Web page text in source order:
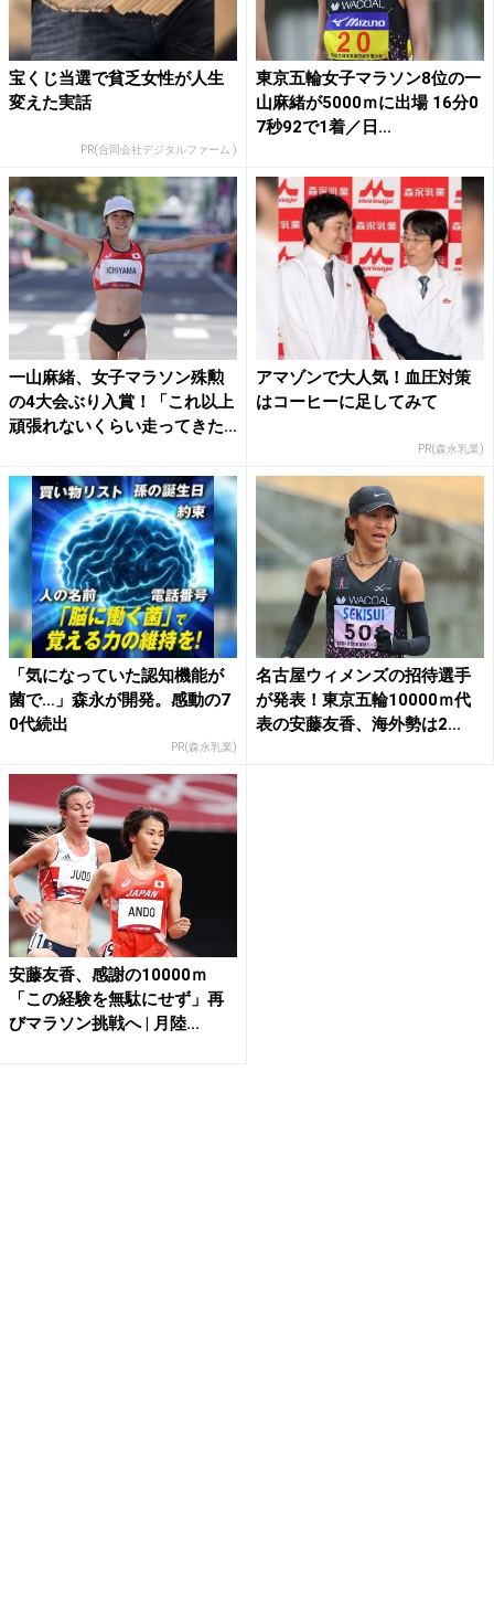
宝くじ当選で貧乏女性が人生
変えた実話
PR(合同会社デジタルファーム )
東京五輪女子マラソン8位の一
山麻緒が5000ｍに出場 16分0
7秒92で1着／日...
一山麻緒、女子マラソン殊勲
の4大会ぶり入賞！「これ以上
頑張れないくらい走ってきた...
アマゾンで大人気！血圧対策
はコーヒーに足してみて
PR(森永乳業)
「気になっていた認知機能が
菌で…」森永が開発。感動の7
0代続出
PR(森永乳業)
名古屋ウィメンズの招待選手
が発表！東京五輪10000ｍ代
表の安藤友香、海外勢は2...
安藤友香、感謝の10000ｍ
「この経験を無駄にせず」再
びマラソン挑戦へ | 月陸...